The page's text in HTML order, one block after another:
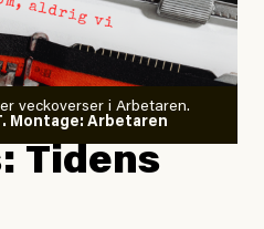
veckoverser i Arbetaren.
Montage: Arbetaren
Tidens